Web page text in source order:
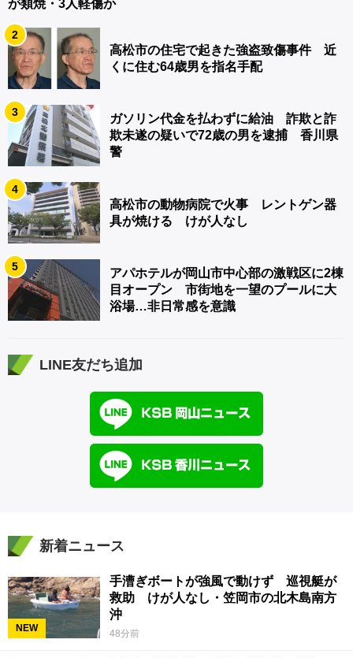
が類焼・3人軽傷か
2
高松市の住宅で起きた強盗致傷事件 近
くに住む64歳男を指名手配
3
ガソリン代金を払わずに給油 詐欺と詐
欺未遂の疑いで72歳の男を逮捕 香川県
警
4
高松市の動物病院で火事 レントゲン器
具が焼ける けが人なし
5
アパホテルが岡山市中心部の激戦区に2棟
目オープン 市街地を一望のプールに大
浴場…非日常感を意識
LINE友だち追加
新着ニュース
NEW
手漕ぎボートが強風で動けず 巡視艇が
救助 けが人なし・笠岡市の北木島南方
沖
48分前